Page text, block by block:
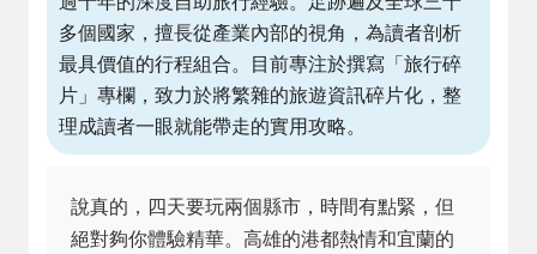
多個國家，擅長從產業內部的視角，為讀者剖析
最具價值的行程組合。目前專注於撰寫「旅行碎
片」專欄，致力於將繁雜的旅遊資訊碎片化，整
理成讀者一眼就能帶走的實用攻略。
說真的，四天要玩兩個縣市，時間有點緊，但
絕對夠你體驗精華。高雄的港都熱情和宜蘭的